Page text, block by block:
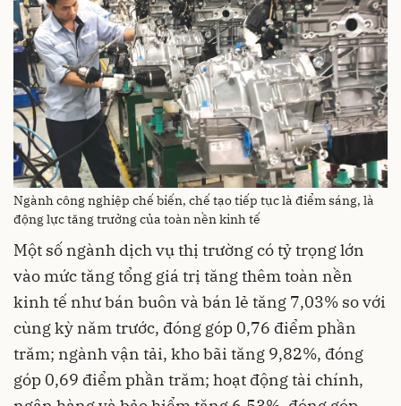
Ngành công nghiệp chế biến, chế tạo tiếp tục là điểm sáng, là
động lực tăng trưởng của toàn nền kinh tế
Một số ngành dịch vụ thị trường có tỷ trọng lớn
vào mức tăng tổng giá trị tăng thêm toàn nền
kinh tế như bán buôn và bán lẻ tăng 7,03% so với
cùng kỳ năm trước, đóng góp 0,76 điểm phần
trăm; ngành vận tải, kho bãi tăng 9,82%, đóng
góp 0,69 điểm phần trăm; hoạt động tài chính,